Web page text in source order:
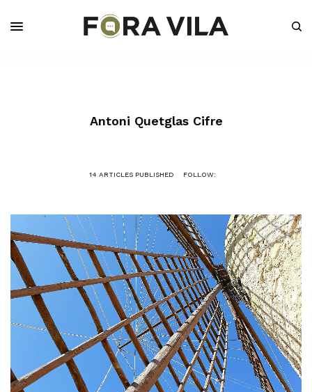
Antoni Quetglas Cifre
14 ARTICLES PUBLISHED FOLLOW: